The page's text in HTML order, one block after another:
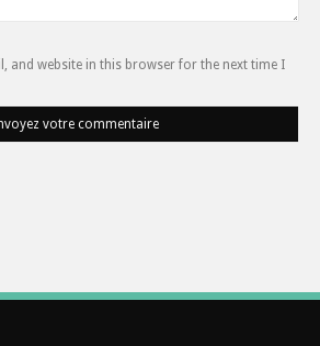
and website in this browser for the next time I
votre commentaire